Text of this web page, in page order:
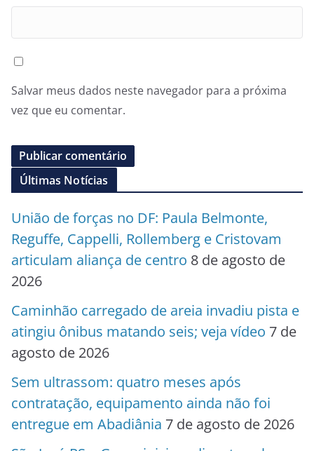
Salvar meus dados neste navegador para a próxima
vez que eu comentar.
Últimas Notícias
União de forças no DF: Paula Belmonte,
Reguffe, Cappelli, Rollemberg e Cristovam
articulam aliança de centro 8 de agosto de
2026
Caminhão carregado de areia invadiu pista e
atingiu ônibus matando seis; veja vídeo 7 de
agosto de 2026
Sem ultrassom: quatro meses após
contratação, equipamento ainda não foi
entregue em Abadiânia 7 de agosto de 2026